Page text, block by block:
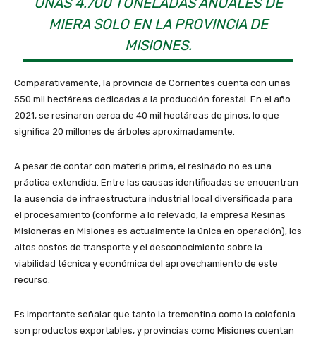
MIERA SOLO EN LA PROVINCIA DE
MISIONES.
Comparativamente, la provincia de Corrientes cuenta con unas
550 mil hectáreas dedicadas a la producción forestal. En el año
2021, se resinaron cerca de 40 mil hectáreas de pinos, lo que
significa 20 millones de árboles aproximadamente.
A pesar de contar con materia prima, el resinado no es una
práctica extendida. Entre las causas identificadas se encuentran
la ausencia de infraestructura industrial local diversificada para
el procesamiento (conforme a lo relevado, la empresa Resinas
Misioneras en Misiones es actualmente la única en operación), los
altos costos de transporte y el desconocimiento sobre la
viabilidad técnica y económica del aprovechamiento de este
recurso.
Es importante señalar que tanto la trementina como la colofonia
son productos exportables, y provincias como Misiones cuentan